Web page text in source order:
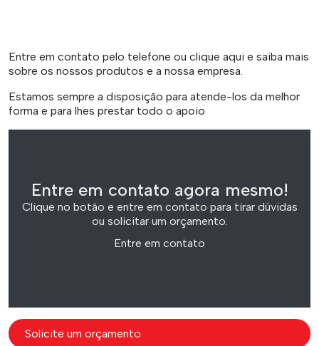
Entre em contato pelo telefone ou clique aqui e saiba mais
sobre os nossos produtos e a nossa empresa.
Estamos sempre a disposição para atende-los da melhor
forma e para lhes prestar todo o apoio
Entre em contato agora mesmo!
Clique no botão e entre em contato para tirar dúvidas
ou solicitar um orçamento.
Entre em contato
Solicite um orçamento